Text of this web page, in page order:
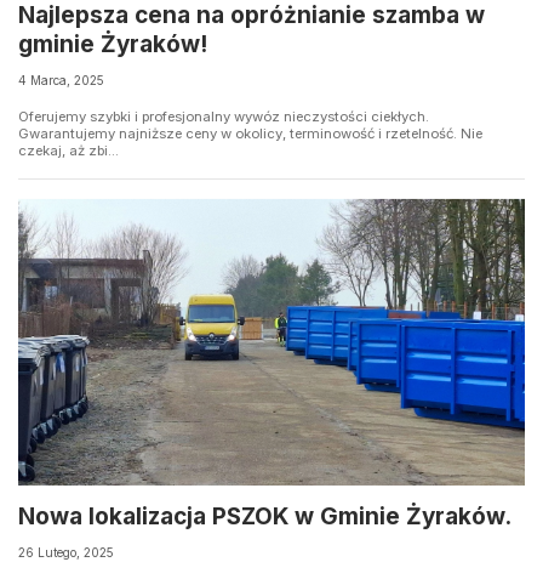
Najlepsza cena na opróżnianie szamba w
gminie Żyraków!
4 Marca, 2025
Oferujemy szybki i profesjonalny wywóz nieczystości ciekłych.
Gwarantujemy najniższe ceny w okolicy, terminowość i rzetelność. Nie
czekaj, aż zbi...
Nowa lokalizacja PSZOK w Gminie Żyraków.
26 Lutego, 2025